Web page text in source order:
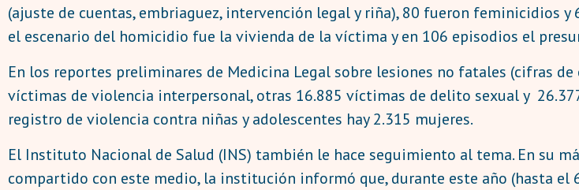
(ajuste de cuentas, embriaguez, intervención legal y riña), 80 fueron feminicidios
el escenario del homicidio fue la vivienda de la víctima y en 106 episodios el
En los reportes preliminares de Medicina Legal sobre lesiones no fatales (cifras
víctimas de violencia interpersonal, otras 16.885 víctimas de delito sexual y
registro de violencia contra niñas y adolescentes hay 2.315 mujeres.
El Instituto Nacional de Salud (INS) también le hace seguimiento al tema. En su
compartido con este medio, la institución informó que, durante este año (hasta el